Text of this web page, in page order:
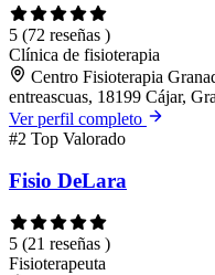
5 (72 reseñas )
Clínica de fisioterapia
Centro Fisioterapia
entreascuas, 18199 Cájar,
Ver perfil completo
#2 Top Valorado
Fisio DeLara
5 (21 reseñas )
Fisioterapeuta